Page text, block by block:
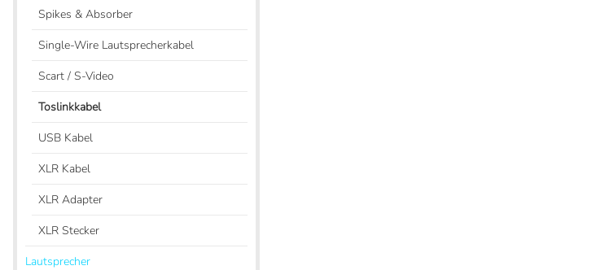
Spikes & Absorber
Single-Wire Lautsprecherkabel
Scart / S-Video
Toslinkkabel
USB Kabel
XLR Kabel
XLR Adapter
XLR Stecker
Lautsprecher